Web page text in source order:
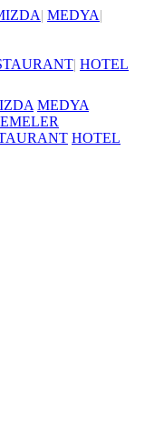
| MEDYA|
| HOTEL
MEDYA
HOTEL